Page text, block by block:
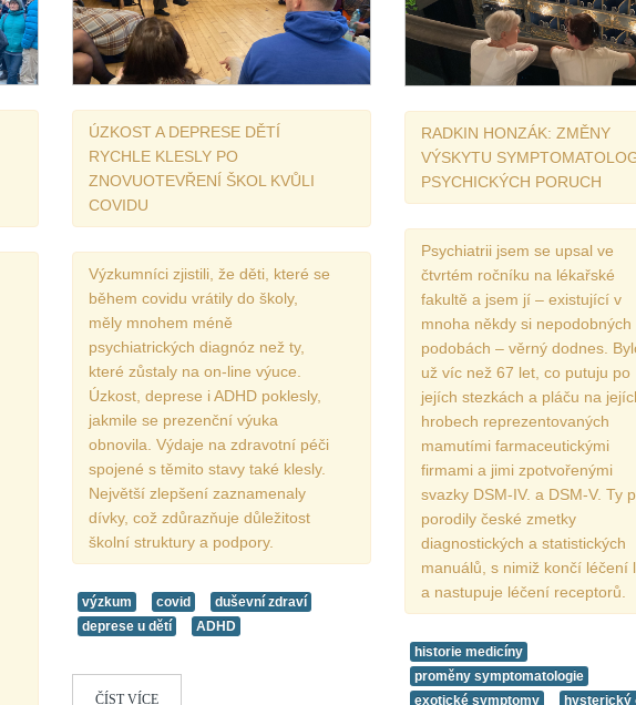
ÚZKOST A DEPRESE DĚTÍ
RYCHLE KLESLY PO
ZNOVUOTEVŘENÍ ŠKOL KVŮLI
COVIDU
Výzkumníci zjistili, že děti, které se
během covidu vrátily do školy,
měly mnohem méně
psychiatrických diagnóz než ty,
které zůstaly na on-line výuce.
Úzkost, deprese i ADHD poklesly,
jakmile se prezenční výuka
obnovila. Výdaje na zdravotní péči
spojené s těmito stavy také klesly.
Největší zlepšení zaznamenaly
dívky, což zdůrazňuje důležitost
školní struktury a podpory.
výzkum covid
duševní zdraví
deprese u dětí
ADHD
ČÍST VÍCE
RADKIN HONZÁK: ZMĚNY
VÝSKYTU
PSYCHICKÝCH PORUCH
Psychiatrii jsem se upsal ve
čtvrtém ročníku na lékařské
fakultě a jsem jí – existující v
mnoha někdy si nepodobných
podobách – věrný dodnes.
už víc než 67 let, co putuju po
jejích stezkách a pláču na
hrobech reprezentovaných
mamutími farmaceutickými
firmami a jimi zpotvořenými
svazky DSM-IV. a DSM-V. Ty
porodily české zmetky
diagnostických a statistických
manuálů, s nimiž končí léčení
a nastupuje léčení receptorů.
historie medicíny
proměny symptomatologie
exotické symptomy
hysterický